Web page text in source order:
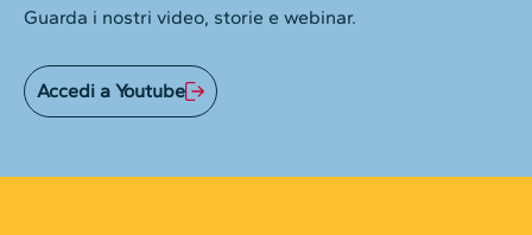
Guarda i nostri video, storie e webinar.
Accedi a Youtube